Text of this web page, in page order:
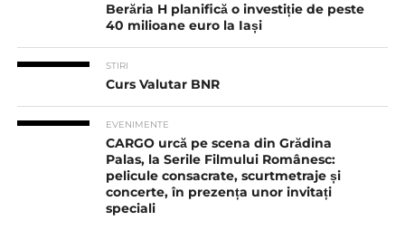
Berăria H planifică o investiție de peste
40 milioane euro la Iași
STIRI
Curs Valutar BNR
EVENIMENTE
CARGO urcă pe scena din Grădina
Palas, la Serile Filmului Românesc:
pelicule consacrate, scurtmetraje și
concerte, în prezența unor invitați
speciali